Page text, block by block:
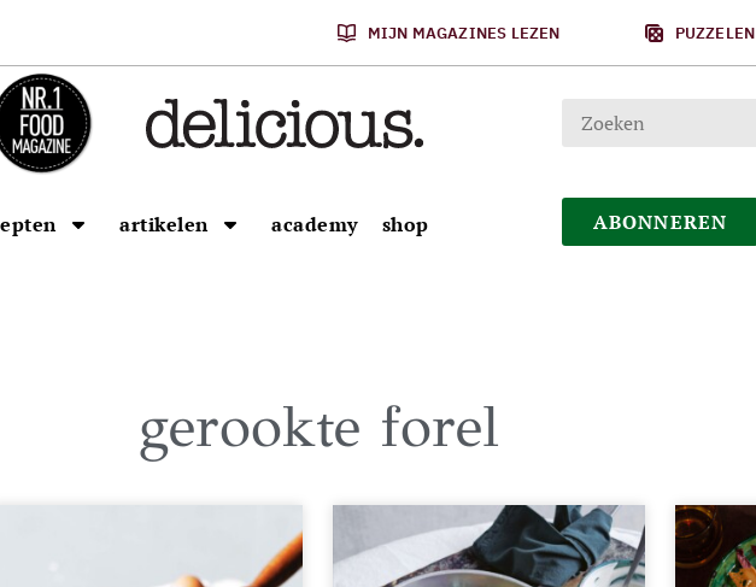
MIJN MAGAZINES LEZEN PUZZELEN
artikelen academy shop ABONNEREN
gerookte forel